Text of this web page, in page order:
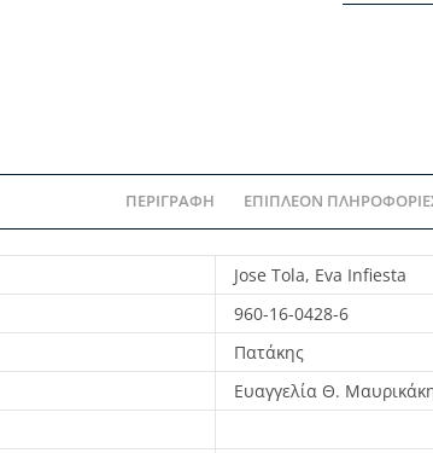
ΠΕΡΙΓΡΑΦΉ ΕΠΙΠΛΈΟΝ
Jose Tola, Eva Infiesta
960-16-0428-6
Πατάκης
Ευαγγελία Θ.